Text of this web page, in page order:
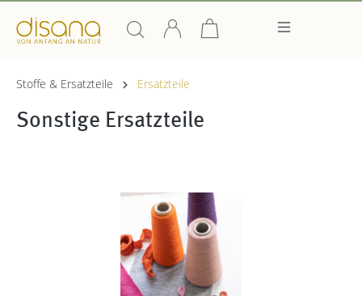
Stoffe & Ersatzteile Ersatzteile
Sonstige Ersatzteile